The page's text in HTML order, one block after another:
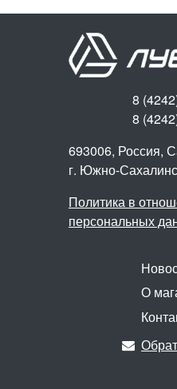
8
8
693006, Россия,
г. Южно-
Политика в
персональных
О